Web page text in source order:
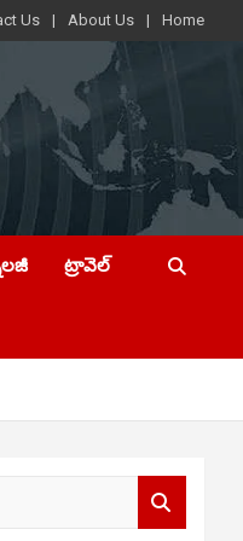
Us About Us Home
ట్రావెల్